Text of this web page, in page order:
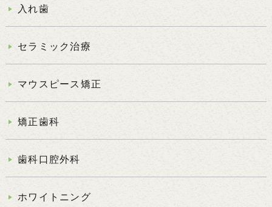
入れ歯
セラミック治療
マウスピース矯正
矯正歯科
歯科口腔外科
ホワイトニング